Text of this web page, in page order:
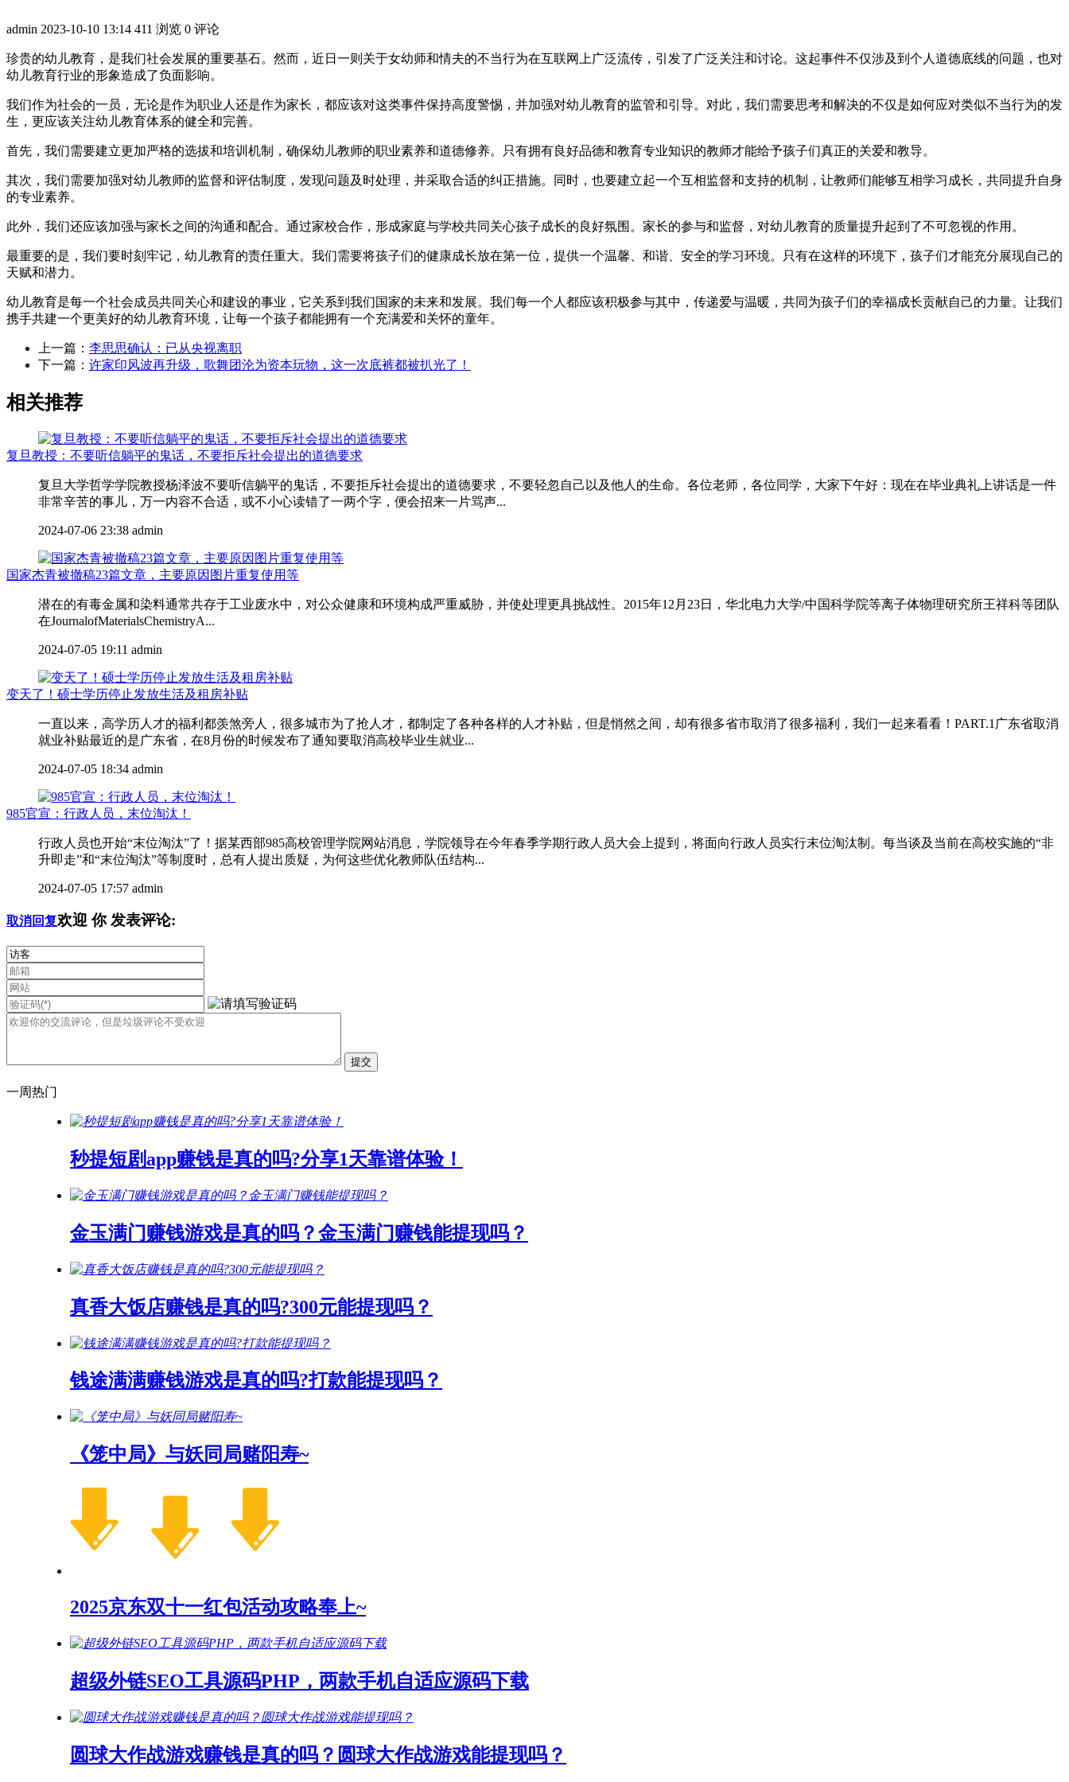
admin 2023-10-10 13:14 411 浏览 0 评论
珍贵的幼儿教育，是我们社会发展的重要基石。然而，近日一则关于女幼师和情夫的不当行为在互联网上广泛流传，引发了广泛关注和讨论。这起事件不仅涉及到个人道德底线的问题，也对
幼儿教育行业的形象造成了负面影响。
我们作为社会的一员，无论是作为职业人还是作为家长，都应该对这类事件保持高度警惕，并加强对幼儿教育的监管和引导。对此，我们需要思考和解决的不仅是如何应对类似不当行为的发
生，更应该关注幼儿教育体系的健全和完善。
首先，我们需要建立更加严格的选拔和培训机制，确保幼儿教师的职业素养和道德修养。只有拥有良好品德和教育专业知识的教师才能给予孩子们真正的关爱和教导。
其次，我们需要加强对幼儿教师的监督和评估制度，发现问题及时处理，并采取合适的纠正措施。同时，也要建立起一个互相监督和支持的机制，让教师们能够互相学习成长，共同提升自身
的专业素养。
此外，我们还应该加强与家长之间的沟通和配合。通过家校合作，形成家庭与学校共同关心孩子成长的良好氛围。家长的参与和监督，对幼儿教育的质量提升起到了不可忽视的作用。
最重要的是，我们要时刻牢记，幼儿教育的责任重大。我们需要将孩子们的健康成长放在第一位，提供一个温馨、和谐、安全的学习环境。只有在这样的环境下，孩子们才能充分展现自己的
天赋和潜力。
幼儿教育是每一个社会成员共同关心和建设的事业，它关系到我们国家的未来和发展。我们每一个人都应该积极参与其中，传递爱与温暖，共同为孩子们的幸福成长贡献自己的力量。让我们
携手共建一个更美好的幼儿教育环境，让每一个孩子都能拥有一个充满爱和关怀的童年。
上一篇： 李思思确认：已从央视离职
下一篇： 许家印风波再升级，歌舞团沦为资本玩物，这一次底裤都被扒光了！
相关推荐
复旦教授：不要听信躺平的鬼话，不要拒斥社会提出的道德要求
复旦大学哲学学院教授杨泽波不要听信躺平的鬼话，不要拒斥社会提出的道德要求，不要轻忽自己以及他人的生命。各位老师，各位同学，大家下午好：现在在毕业典礼上讲话是一件
非常辛苦的事儿，万一内容不合适，或不小心读错了一两个字，便会招来一片骂声...
2024-07-06 23:38 admin
国家杰青被撤稿23篇文章，主要原因图片重复使用等
潜在的有毒金属和染料通常共存于工业废水中，对公众健康和环境构成严重威胁，并使处理更具挑战性。2015年12月23日，华北电力大学/中国科学院等离子体物理研究所王祥科等团队
在JournalofMaterialsChemistryA...
2024-07-05 19:11 admin
变天了！硕士学历停止发放生活及租房补贴
一直以来，高学历人才的福利都羡煞旁人，很多城市为了抢人才，都制定了各种各样的人才补贴，但是悄然之间，却有很多省市取消了很多福利，我们一起来看看！PART.1广东省取消
就业补贴最近的是广东省，在8月份的时候发布了通知要取消高校毕业生就业...
2024-07-05 18:34 admin
985官宣：行政人员，末位淘汰！
行政人员也开始“末位淘汰”了！据某西部985高校管理学院网站消息，学院领导在今年春季学期行政人员大会上提到，将面向行政人员实行末位淘汰制。每当谈及当前在高校实施的“非
升即走”和“末位淘汰”等制度时，总有人提出质疑，为何这些优化教师队伍结构...
2024-07-05 17:57 admin
取消回复欢迎 你发表评论:
一周热门
秒提短剧app赚钱是真的吗?分享1天靠谱体验！
金玉满门赚钱游戏是真的吗？金玉满门赚钱能提现吗？
真香大饭店赚钱是真的吗?300元能提现吗？
钱途满满赚钱游戏是真的吗?打款能提现吗？
《笼中局》与妖同局赌阳寿~
2025京东双十一红包活动攻略奉上~
超级外链SEO工具源码PHP，两款手机自适应源码下载
圆球大作战游戏赚钱是真的吗？圆球大作战游戏能提现吗？